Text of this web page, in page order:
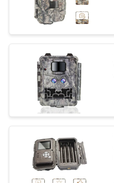
MAPA
DEL
SITIO
POLÍTICA
PRIVACIDAD